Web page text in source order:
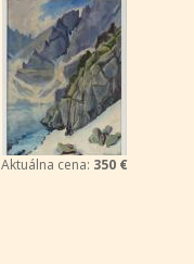
Aktuálna cena: 350 €